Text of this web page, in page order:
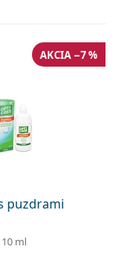
puzdrami
AKCIA −7 %
ml